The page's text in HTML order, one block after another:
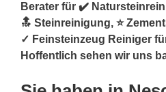
Berater für ✔️
🔝 Steinreinigung, ⭐
✓ Feinsteinzeug Reiniger
Hoffentlich sehen wir uns